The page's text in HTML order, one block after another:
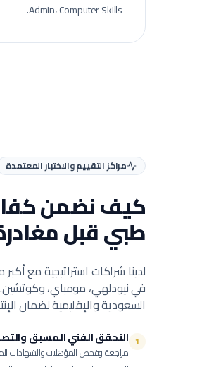
Admin، Computer Skills.
مراكز التقييم والاختبار المعتمدة
كيف نضمن
طبيقبل
لدينا شراكات استراتيجية مع
في نيودلهي، مومباي،
السعودية والإقليمية لضمان
1 التحقق الفني المسبق
مراجعة وفحص المؤهلات والشهادات